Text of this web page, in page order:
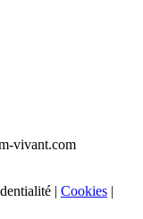
vivant.com
| Cookies |